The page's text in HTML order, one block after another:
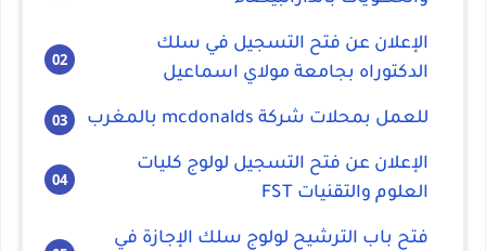
الإعلان عن فتح التسجيل في سلك
الدكتوراه بجامعة مولاي اسماعيل
للعمل بمحلات شركة mcdonalds بالمغرب
الإعلان عن فتح التسجيل لولوج كليات
العلوم والتقنيات FST
فتح باب الترشيح لولوج سلك الإجازة في